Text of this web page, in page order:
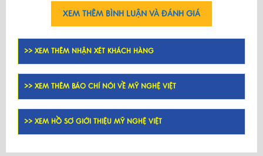
XEM THÊM BÌNH LUẬN VÀ ĐÁNH GIÁ
>> XEM THÊM NHẬN XÉT KHÁCH HÀNG
>> XEM THÊM BÁO CHÍ NÓI VỀ MỸ NGHỆ VIỆT
>> XEM HỒ SƠ GIỚI THIỆU MỸ NGHỆ VIỆT